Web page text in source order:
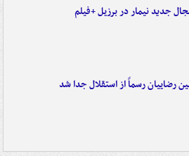
جدید نیمار در برزیل +فیلم
رضاییان رسماً از استقلال جدا شد